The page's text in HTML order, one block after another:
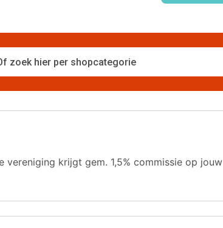
krijgt gem. 1,5% commissie op jouw